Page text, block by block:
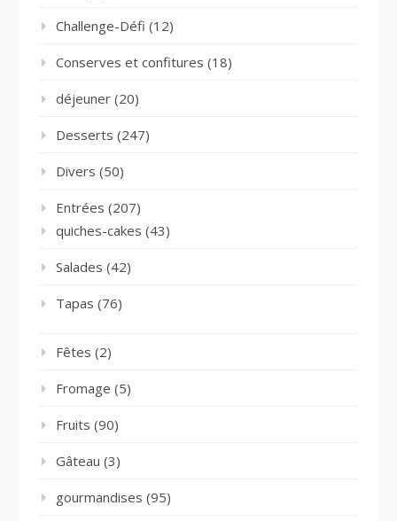
Challenge-Défi (12)
Conserves et confitures (18)
déjeuner (20)
Desserts (247)
Divers (50)
Entrées (207)
quiches-cakes (43)
Salades (42)
Tapas (76)
Fêtes (2)
Fromage (5)
Fruits (90)
Gâteau (3)
gourmandises (95)